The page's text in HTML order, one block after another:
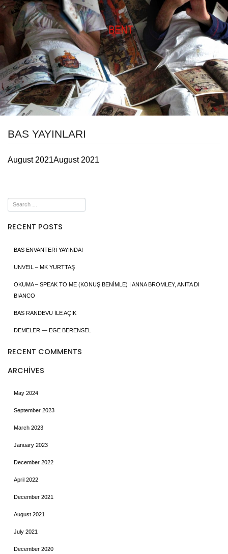
BAS YAYINLARI
August 2021August 2021
RECENT POSTS
BAS ENVANTERİ YAYINDA!
UNVEIL – MK YURTTAŞ
OKUMA – SPEAK TO ME (KONUŞ BENİMLE) | ANNA BROMLEY, ANITA DI
BIANCO
BAS RANDEVU İLE AÇIK
DEMELER — EGE BERENSEL
RECENT COMMENTS
ARCHIVES
May 2024
September 2023
March 2023
January 2023
December 2022
April 2022
December 2021
August 2021
July 2021
December 2020